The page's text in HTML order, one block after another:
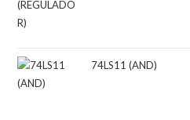
74LS11 (AND)